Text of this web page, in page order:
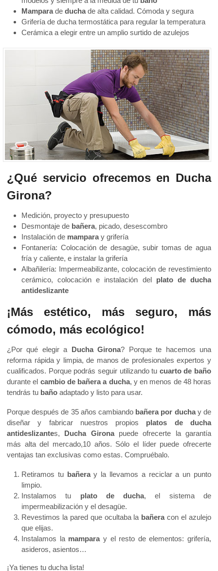
Mamparade duchade alta calidad. Cómoda y segura
Grifería de ducha termostática para regular la temperatura
Cerámica a elegir entre un amplio surtido de azulejos
¿Qué servicio ofrecemos en Ducha
Girona?
Medición, proyecto y presupuesto
Desmontaje de bañera, picado, desescombro
Instalación de mamparay grifería
Fontanería: Colocación de desagüe, subir tomas de agua
fría y caliente, e instalar la grifería
Albañilería: Impermeabilizante, colocación de revestimiento
cerámico, colocación e instalación del plato de ducha
antideslizante
¡Más estético, más seguro, más
cómodo, más ecológico!
¿Por qué elegir a Ducha Girona? Porque te hacemos una
reforma rápida y limpia, de manos de profesionales expertos y
cualificados. Porque podrás seguir utilizando tu cuarto de baño
durante el cambio de bañera a ducha, y en menos de 48 horas
tendrás tu baño adaptado y listo para usar.
Porque después de 35 años cambiando bañera por duchay de
diseñar y fabricar nuestros propios platos de ducha
antideslizantes, Ducha Gironapuede ofrecerte la garantía
más alta del mercado,10 años. Sólo el líder puede ofrecerte
ventajas tan exclusivas como estas. Compruébalo.
Retiramos tu bañeray la llevamos a reciclar a un punto
limpio.
Instalamos tu plato de ducha, el sistema de
impermeabilización y el desagüe.
Revestimos la pared que ocultaba la bañeracon el azulejo
que elijas.
Instalamos la mamparay el resto de elementos: grifería,
asideros, asientos…
¡Ya tienes tu ducha lista!